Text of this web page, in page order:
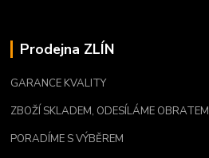
Prodejna ZLÍN
GARANCE KVALITY
ZBOŽÍ SKLADEM, ODESÍLÁME OBRATEM
PORADÍME S VÝBĚREM